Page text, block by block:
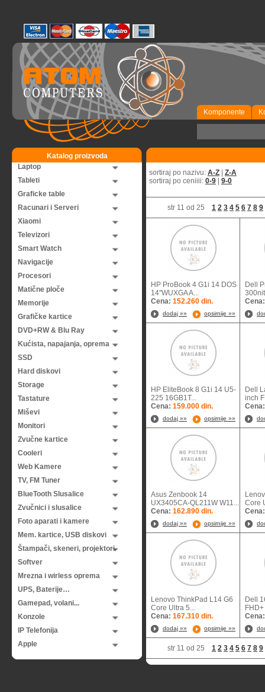
Komponente
Katalog proizvoda
Laptop
Tableti
Graficke table
Racunari i Serveri
Xiaomi
Televizori
Smart Watch
Navigacije
Procesori
Matične ploče
Memorije
Grafičke kartice
DVD+RW & Blu Ray
Kućista, napajanja, oprema
SSD
Hard diskovi
Storage
Tastature
Miševi
Monitori
Zvučne kartice
Cooleri
Web Kamere
TV, FM Tuner
BlueTooth Slusalice
Zvučnici i slusalice
Foto aparati i kamere
Mem. kartice, USB diskovi
Štampači, skeneri, projektori
Softver
Mrezna i wirless oprema
UPS, Baterije…
Gamepad, volani...
Konzole
IP Telefonija
Apple
sortiraj po nazivu: A-Z
Z-A
sortiraj po ceniiii: 0-9 9-0
str 11 od 25 1 2 3 4 5 6 7 8 9
HP ProBook 4 G1i 14 DOS
14''WUXGA A...
Cena: 152.260 din.
dodaj »» opsirnije »»
Dell
HP EliteBook 8 G1i 14 U5-
225 16GB1T...
Cena: 159.000 din.
dodaj »» opsirnije »»
Dell
inch
Asus Zenbook 14
UX3405CA-QL211W W11...
Cena: 162.890 din.
dodaj »» opsirnije »»
Core
Lenovo ThinkPad L14 G6
Core Ultra 5...
Cena: 167.310 din.
dodaj »» opsirnije »»
Dell
str 11 od 25 1 2 3 4 5 6 7 8 9